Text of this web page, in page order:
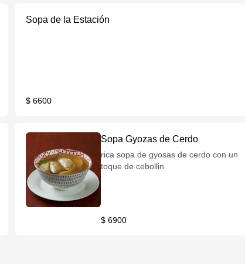
Sopa de la Estación
$ 6600
Sopa Gyozas de Cerdo
rica sopa de gyosas de cerdo con un
toque de cebollin
$ 6900